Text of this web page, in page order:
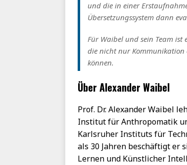
und die in einer
Übersetzungssystem dann
Für Waibel und sein Team ist
die nicht nur
können.
Über Alexander Waibel
Prof. Dr. Alexander Waibel
Institut für Anthropomatik
Karlsruher Instituts für
als 30 Jahren beschäftigt er
Lernen und Künstlicher